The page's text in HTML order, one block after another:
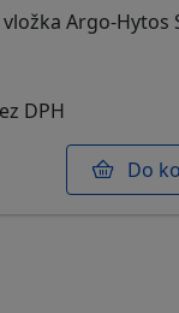
Argo-Hytos
DPH
Do